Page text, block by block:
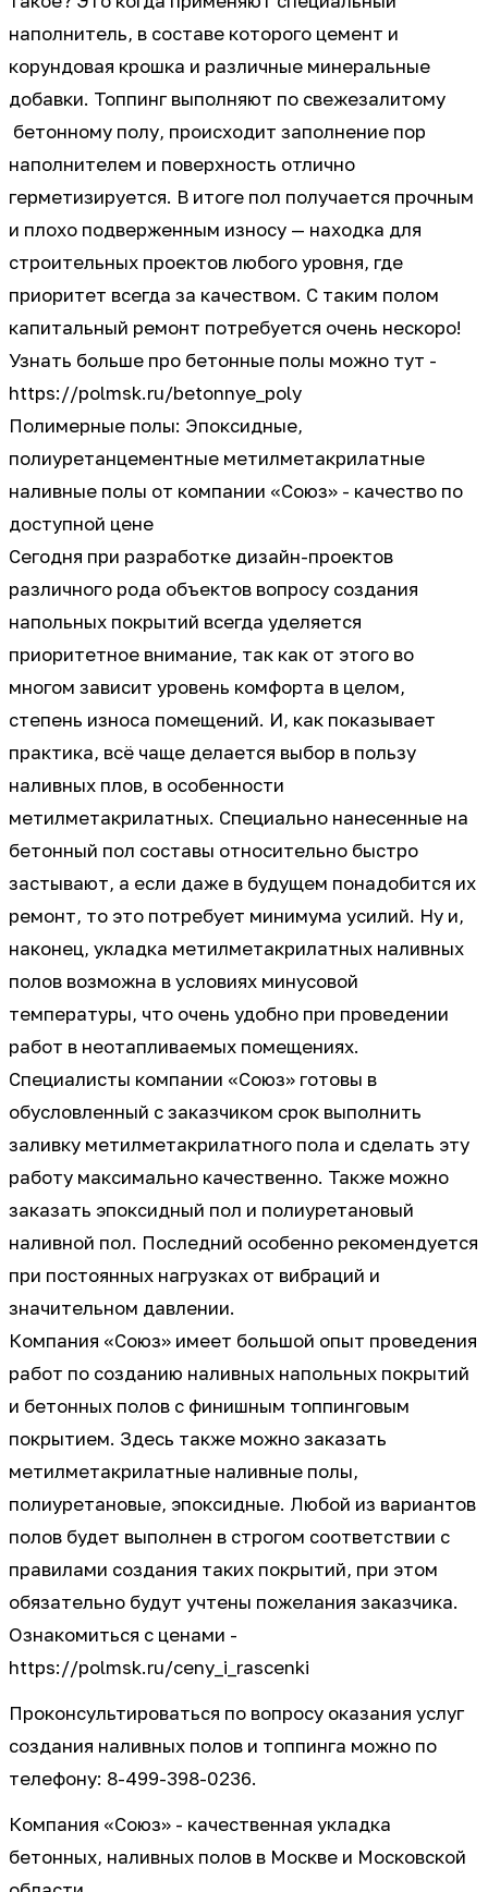
наполнитель, в составе которого цемент и
корундовая крошка и различные минеральные
добавки. Топпинг выполняют по свежезалитому
бетонному полу, происходит заполнение пор
наполнителем и поверхность отлично
герметизируется. В итоге пол получается прочным
и плохо подверженным износу — находка для
строительных проектов любого уровня, где
приоритет всегда за качеством. С таким полом
капитальный ремонт потребуется очень нескоро!
Узнать больше про бетонные полы можно тут -
https://polmsk.ru/betonnye_poly
Полимерные полы: Эпоксидные,
полиуретанцементные метилметакрилатные
наливные полы от компании «Союз» - качество по
доступной цене
Сегодня при разработке дизайн-проектов
различного рода объектов вопросу создания
напольных покрытий всегда уделяется
приоритетное внимание, так как от этого во
многом зависит уровень комфорта в целом,
степень износа помещений. И, как показывает
практика, всё чаще делается выбор в пользу
наливных плов, в особенности
метилметакрилатных. Специально нанесенные на
бетонный пол составы относительно быстро
застывают, а если даже в будущем понадобится их
ремонт, то это потребует минимума усилий. Ну и,
наконец, укладка метилметакрилатных наливных
полов возможна в условиях минусовой
температуры, что очень удобно при проведении
работ в неотапливаемых помещениях.
Специалисты компании «Союз» готовы в
обусловленный с заказчиком срок выполнить
заливку метилметакрилатного пола и сделать эту
работу максимально качественно. Также можно
заказать эпоксидный пол и полиуретановый
наливной пол. Последний особенно рекомендуется
при постоянных нагрузках от вибраций и
значительном давлении.
Компания «Союз» имеет большой опыт проведения
работ по созданию наливных напольных покрытий
и бетонных полов с финишным топпинговым
покрытием. Здесь также можно заказать
метилметакрилатные наливные полы,
полиуретановые, эпоксидные. Любой из вариантов
полов будет выполнен в строгом соответствии с
правилами создания таких покрытий, при этом
обязательно будут учтены пожелания заказчика.
Ознакомиться с ценами -
https://polmsk.ru/ceny_i_rascenki
Проконсультироваться по вопросу оказания услуг
создания наливных полов и топпинга можно по
телефону: 8-499-398-0236.
Компания «Союз» - качественная укладка
бетонных, наливных полов в Москве и Московской